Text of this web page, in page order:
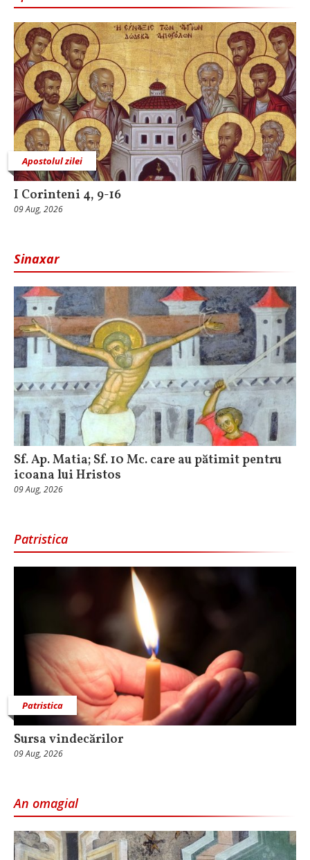
Apostolul zilei
I Corinteni 4, 9-16
09 Aug, 2026
Sinaxar
Sf. Ap. Matia; Sf. 10 Mc. care au pătimit pentru
icoana lui Hristos
09 Aug, 2026
Patristica
Patristica
Sursa vindecărilor
09 Aug, 2026
An omagial